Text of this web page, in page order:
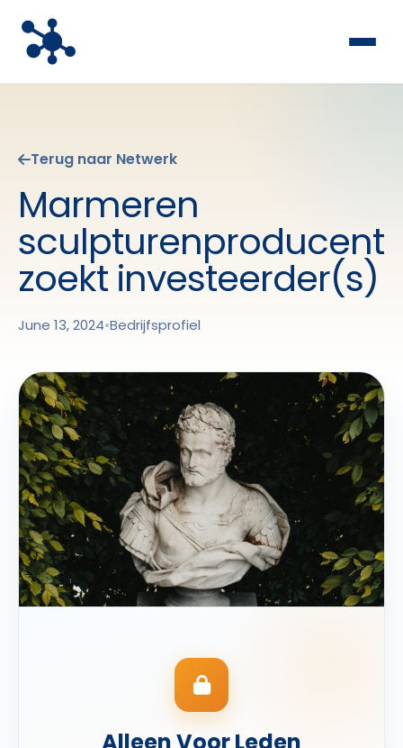
Terug naar Netwerk
Marmeren
sculpturenproducent
zoekt investeerder(s)
June 13, 2024•Bedrijfsprofiel